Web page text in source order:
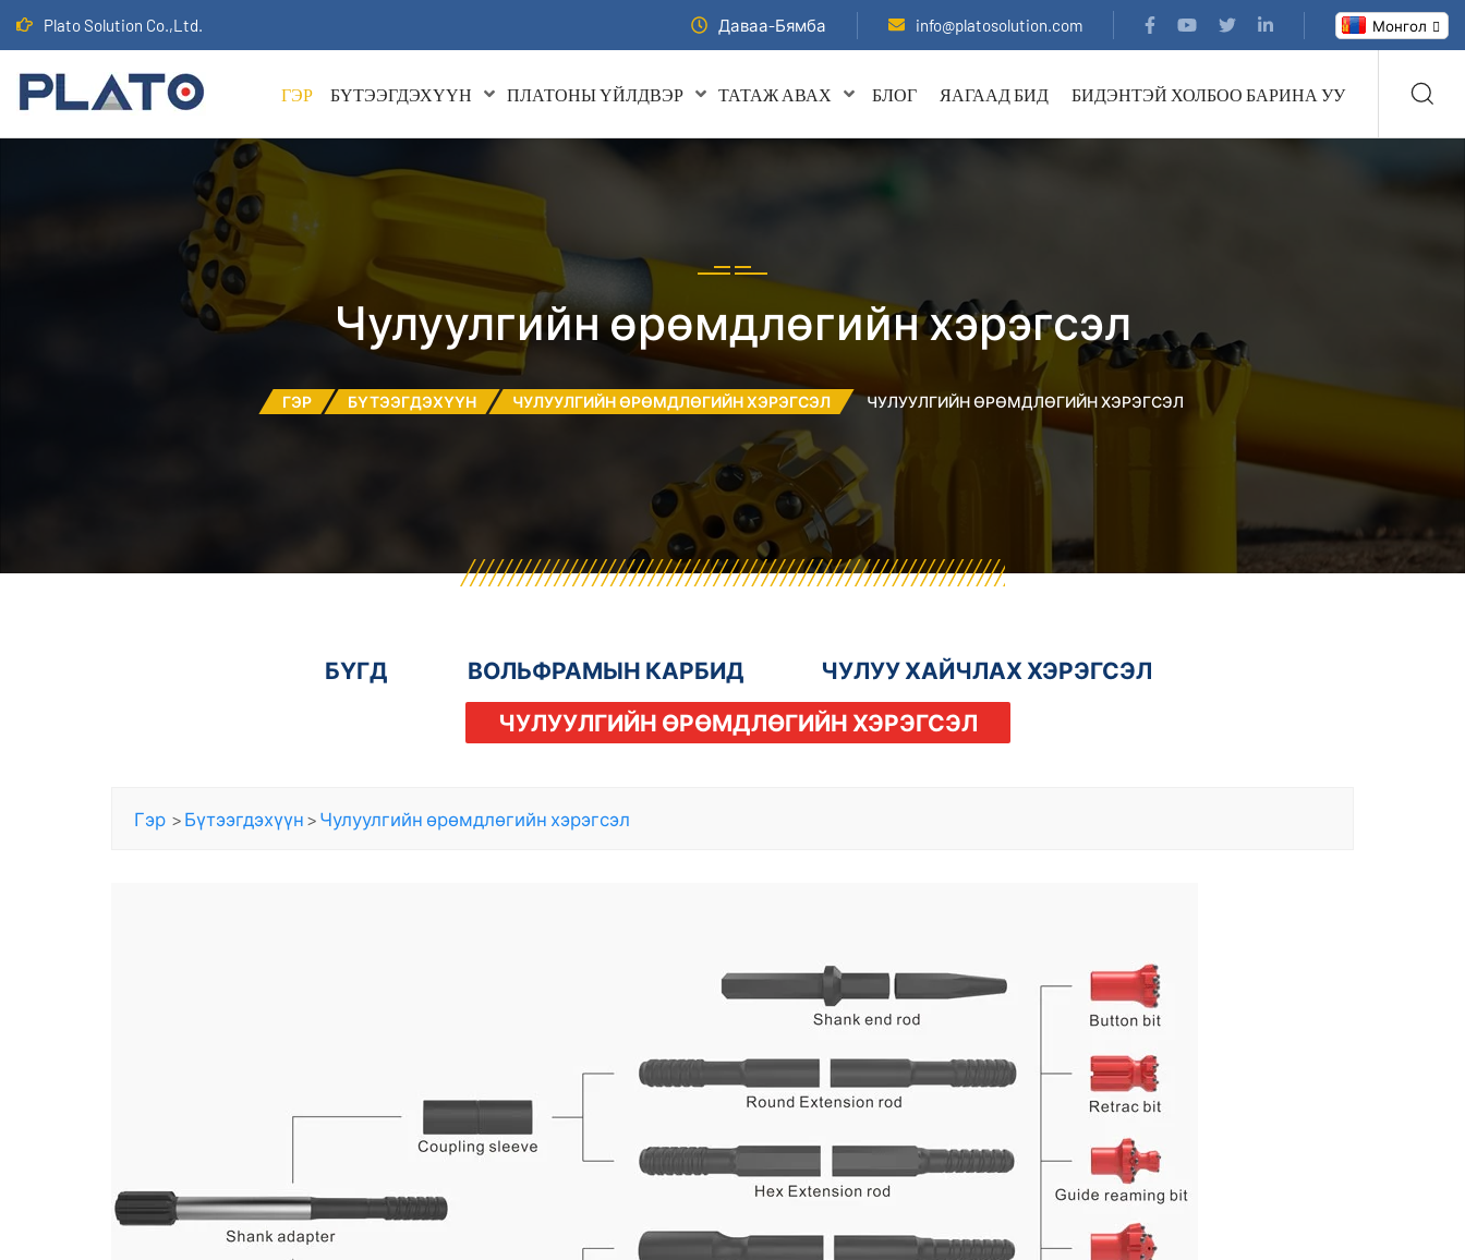
Plato Solution Co.,Ltd. Даваа-Бямба info@platosolution.com Монгол
ГЭР БҮТЭЭГДЭХҮҮН ПЛАТОНЫ ҮЙЛДВЭР ТАТАЖ АВАХ БЛОГ ЯАГААД БИД БИДЭНТЭЙ ХОЛБОО БАРИНА УУ
Чулуулгийн өрөмдлөгийн хэрэгсэл
ГЭР БҮТЭЭГДЭХҮҮН ЧУЛУУЛГИЙН ӨРӨМДЛӨГИЙН ХЭРЭГСЭЛ ЧУЛУУЛГИЙН ӨРӨМДЛӨГИЙН ХЭРЭГСЭЛ
БҮГД ВОЛЬФРАМЫН КАРБИД
ЧУЛУУ ХАЙЧЛАХ ХЭРЭГСЭЛ
ЧУЛУУЛГИЙН ӨРӨМДЛӨГИЙН ХЭРЭГСЭЛ
Гэр > Бүтээгдэхүүн > Чулуулгийн өрөмдлөгийн хэрэгсэл